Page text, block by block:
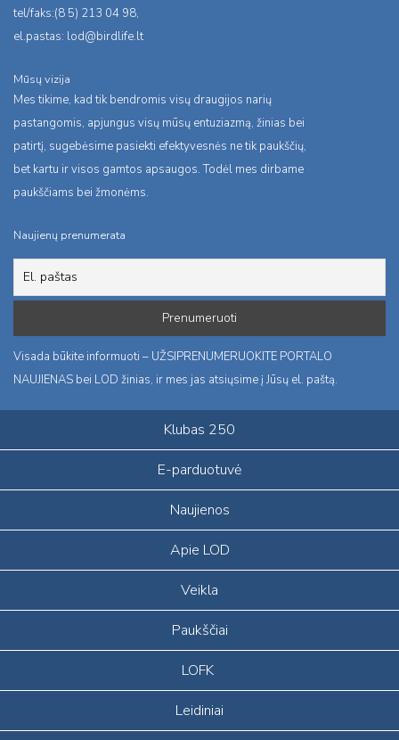
tel/faks:(8 5) 213 04 98,
el.pastas: lod@birdlife.lt
Mūsų vizija
Mes tikime, kad tik bendromis visų draugijos narių
pastangomis, apjungus visų mūsų entuziazmą, žinias bei
patirtį, sugebėsime pasiekti efektyvesnės ne tik paukščių,
bet kartu ir visos gamtos apsaugos. Todėl mes dirbame
paukščiams bei žmonėms.
Naujienų prenumerata
Visada būkite informuoti – UŽSIPRENUMERUOKITE PORTALO
NAUJIENAS bei LOD žinias, ir mes jas atsiųsime į Jūsų el. paštą.
Klubas 250
E-parduotuvė
Naujienos
Apie LOD
Veikla
Paukščiai
LOFK
Leidiniai